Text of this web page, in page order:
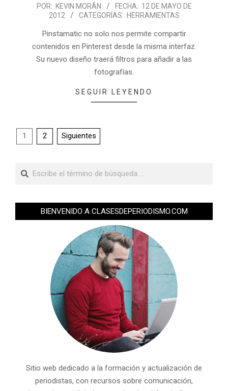
POR: KEVIN MORÁN FECHA: 12 DE MAYO DE
2012
CATEGORÍAS: HERRAMIENTAS
Pinstamatic no solo nos permite compartir
contenidos en Pinterest desde la misma interfaz.
Su nuevo diseño traerá filtros para añadir a las
fotografías.
SEGUIR LEYENDO
1 2 Siguientes
BIENVENIDO A CLASESDEPERIODISMO.COM
Sitio web dedicado a la formación y actualización de
periodistas, con recursos sobre comunicación,